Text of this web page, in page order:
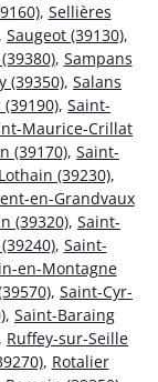
, Sellières
, Saugeot (39130),
, Sampans
(39350), Salans
, Saint-
Maurice-Crillat
(39170), Saint-
(39230),
en-Grandvaux
(39320), Saint-
, Saint-
en-Montagne
, Saint-Cyr-
, Saint-Baraing
, Ruffey-sur-Seille
, Rotalier